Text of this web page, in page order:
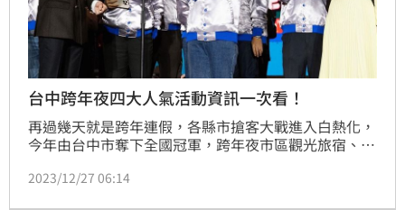
台中跨年夜四大人氣活動資訊一次看！
再過幾天就是跨年連假，各縣市搶客大戰進入白熱化，
今年由台中市奪下全國冠軍，跨年夜市區觀光旅宿、大
邊旅館則呈現滿房狀態，一開春就迎來旅宿業好成績，
2023/12/27 06:14